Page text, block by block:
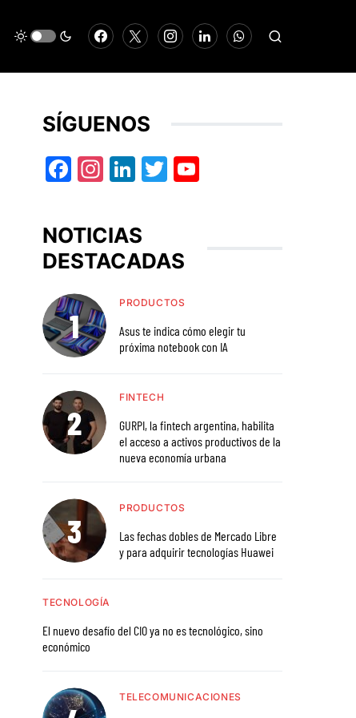
SÍGUENOS
Facebook
Instagram
LinkedIn
Twitter
NOTICIAS
DESTACADAS
PRODUCTOS
Asus te indica cómo elegir tu
próxima notebook con IA
FINTECH
GURPI, la fintech argentina, habilita
el acceso a activos productivos de la
nueva economía urbana
PRODUCTOS
Las fechas dobles de Mercado Libre
y para adquirir tecnologías Huawei
TECNOLOGÍA
El nuevo desafío del CIO ya no es tecnológico, sino
económico
TELECOMUNICACIONES